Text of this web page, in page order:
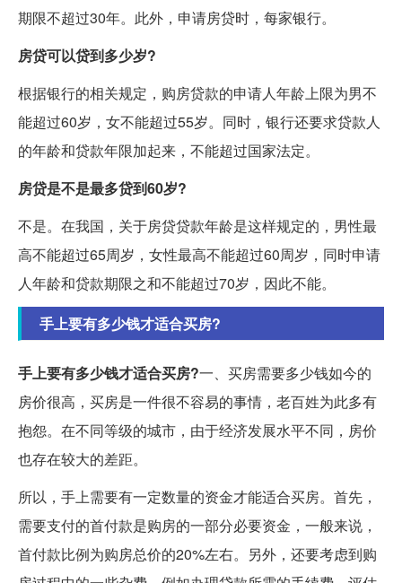
期限不超过30年。此外，申请房贷时，每家银行。
房贷可以贷到多少岁?
根据银行的相关规定，购房贷款的申请人年龄上限为男不
能超过60岁，女不能超过55岁。同时，银行还要求贷款人
的年龄和贷款年限加起来，不能超过国家法定。
房贷是不是最多贷到60岁?
不是。在我国，关于房贷贷款年龄是这样规定的，男性最
高不能超过65周岁，女性最高不能超过60周岁，同时申请
人年龄和贷款期限之和不能超过70岁，因此不能。
手上要有多少钱才适合买房?
手上要有多少钱才适合买房?一、买房需要多少钱如今的
房价很高，买房是一件很不容易的事情，老百姓为此多有
抱怨。在不同等级的城市，由于经济发展水平不同，房价
也存在较大的差距。
所以，手上需要有一定数量的资金才能适合买房。首先，
需要支付的首付款是购房的一部分必要资金，一般来说，
首付款比例为购房总价的20%左右。另外，还要考虑到购